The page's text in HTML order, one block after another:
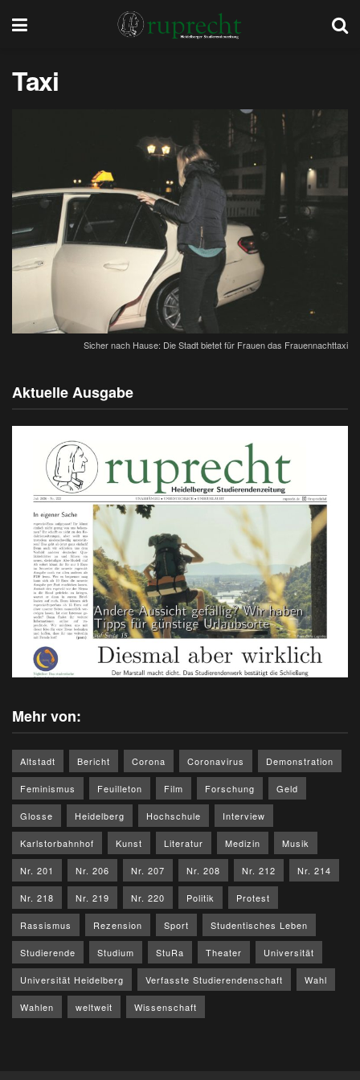
Taxi
Sicher nach Hause: Die Stadt bietet für Frauen das Frauennachttaxi
Aktuelle Ausgabe
Mehr von:
Altstadt Bericht Corona Coronavirus Demonstration
Feminismus Feuilleton Film Forschung Geld
Glosse Heidelberg Hochschule Interview
Karlstorbahnhof Kunst Literatur Medizin Musik
Nr. 201 Nr. 206 Nr. 207 Nr. 208 Nr. 212 Nr. 214
Nr. 218 Nr. 219 Nr. 220 Politik Protest
Rassismus Rezension Sport Studentisches Leben
Studierende Studium StuRa Theater Universität
Universität Heidelberg Verfasste Studierendenschaft Wahl
Wahlen weltweit Wissenschaft